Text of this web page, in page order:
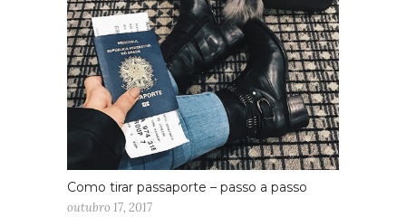
Como tirar passaporte – passo a passo
outubro 17, 2017